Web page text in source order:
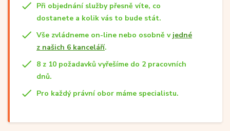
Při objednání služby přesně víte, co
dostanete a kolik vás to bude stát.
Vše zvládneme on-line nebo osobně v jedné
z našich 6 kanceláří.
8 z 10 požadavků vyřešíme do 2 pracovních
dnů.
Pro každý právní obor máme specialistu.